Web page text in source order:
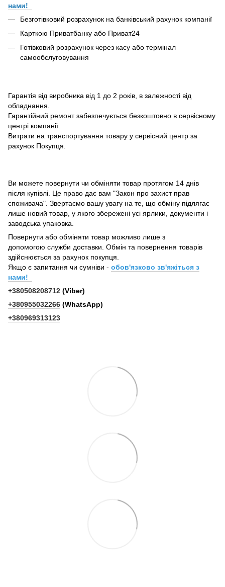
нами!
Безготівковий розрахунок на банківський рахунок компанії
Карткою Приватбанку або Приват24
Готівковий розрахунок через касу або термінал
самообслуговування
Гарантія від виробника від 1 до 2 років, в залежності від
обладнання.
Гарантійний ремонт забезпечується безкоштовно в сервісному
центрі компанії.
Витрати на транспортування товару у сервісний центр за
рахунок Покупця.
Ви можете повернути чи обміняти товар протягом 14 днів
після купівлі. Це право дає вам "Закон про захист прав
споживача". Звертаємо вашу увагу на те, що обміну підлягає
лише новий товар, у якого збережені усі ярлики, документи і
заводська упаковка.
Повернути або обміняти товар можливо лише з
допомогою служби доставки. Обмін та повернення товарів
здійснюється за рахунок покупця.
Якщо є запитання чи сумніви - обов'язково зв'яжіться з
нами!
+380508208712 (Viber)
+380955032266 (WhatsApp)
+380969313123